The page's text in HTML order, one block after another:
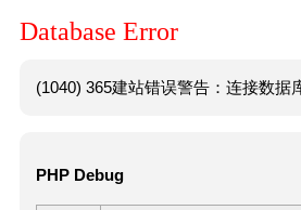
Database Error
(1040) 365建站错误警告：连接数据
PHP Debug